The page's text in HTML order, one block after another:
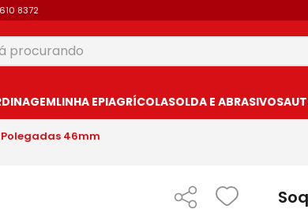
8372
LINHA EPIAGRÍCOLASOLDA E ABRASIVOS
46mm